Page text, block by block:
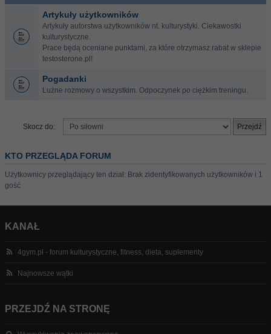
Artykuły użytkowników
Artykuły autorstwa użytkowników nt. kulturystyki. Ciekawostki
kulturystyczne.
Prace będą oceniane punktami, za które otrzymasz rabat w sklepie
testosterone.pl!
Pogadanki
Luźne rozmowy o wszystkim. Odpoczynek po ciężkim treningu.
Skocz do:
KTO PRZEGLĄDA FORUM
Użytkownicy przeglądający ten dział: Brak zidentyfikowanych użytkowników i 1
gość
KANAŁ
4gym.pl - forum kulturystyczne, fitness, dieta, suplementy
Najnowsze wątki
PRZEJDŹ NA STRONĘ